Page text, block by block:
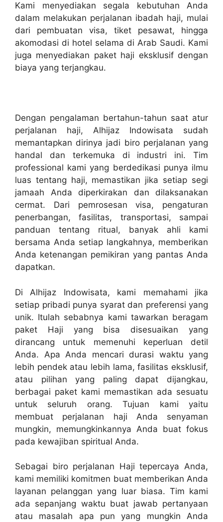
Kami menyediakan segala kebutuhan Anda
dalam melakukan perjalanan ibadah haji, mulai
dari pembuatan visa, tiket pesawat, hingga
akomodasi di hotel selama di Arab Saudi. Kami
juga menyediakan paket haji eksklusif dengan
biaya yang terjangkau.
Dengan pengalaman bertahun-tahun saat atur
perjalanan haji, Alhijaz Indowisata sudah
memantapkan dirinya jadi biro perjalanan yang
handal dan terkemuka di industri ini. Tim
professional kami yang berdedikasi punya ilmu
luas tentang haji, memastikan jika setiap segi
jamaah Anda diperkirakan dan dilaksanakan
cermat. Dari pemrosesan visa, pengaturan
penerbangan, fasilitas, transportasi, sampai
panduan tentang ritual, banyak ahli kami
bersama Anda setiap langkahnya, memberikan
Anda ketenangan pemikiran yang pantas Anda
dapatkan.
Di Alhijaz Indowisata, kami memahami jika
setiap pribadi punya syarat dan preferensi yang
unik. Itulah sebabnya kami tawarkan beragam
paket Haji yang bisa disesuaikan yang
dirancang untuk memenuhi keperluan detil
Anda. Apa Anda mencari durasi waktu yang
lebih pendek atau lebih lama, fasilitas eksklusif,
atau pilihan yang paling dapat dijangkau,
berbagai paket kami memastikan ada sesuatu
untuk seluruh orang. Tujuan kami yaitu
membuat perjalanan haji Anda senyaman
mungkin, memungkinkannya Anda buat fokus
pada kewajiban spiritual Anda.
Sebagai biro perjalanan Haji tepercaya Anda,
kami memiliki komitmen buat memberikan Anda
layanan pelanggan yang luar biasa. Tim kami
ada sepanjang waktu buat jawab pertanyaan
atau masalah apa pun yang mungkin Anda